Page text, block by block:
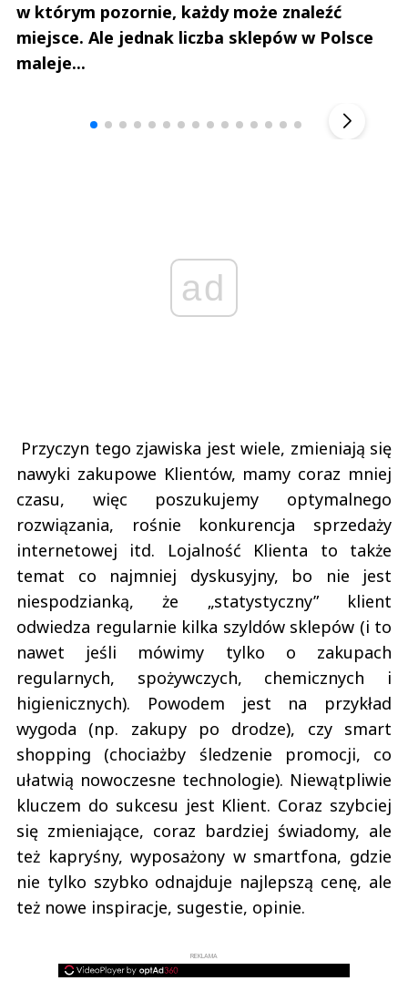
w którym pozornie, każdy może znaleźć
miejsce. Ale jednak liczba sklepów w Polsce
maleje...
ad
Przyczyn tego zjawiska jest wiele, zmieniają się
nawyki zakupowe Klientów, mamy coraz mniej
czasu, więc poszukujemy optymalnego
rozwiązania, rośnie konkurencja sprzedaży
internetowej itd. Lojalność Klienta to także
temat co najmniej dyskusyjny, bo nie jest
niespodzianką, że „statystyczny” klient
odwiedza regularnie kilka szyldów sklepów (i to
nawet jeśli mówimy tylko o zakupach
regularnych, spożywczych, chemicznych i
higienicznych). Powodem jest na przykład
wygoda (np. zakupy po drodze), czy smart
shopping (chociażby śledzenie promocji, co
ułatwią nowoczesne technologie). Niewątpliwie
kluczem do sukcesu jest Klient. Coraz szybciej
się zmieniające, coraz bardziej świadomy, ale
też kapryśny, wyposażony w smartfona, gdzie
nie tylko szybko odnajduje najlepszą cenę, ale
też nowe inspiracje, sugestie, opinie.
REKLAMA